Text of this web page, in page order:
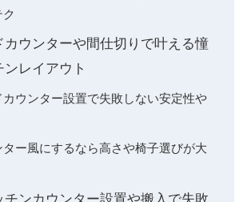
ク
カウンターや間仕切りで叶える憧
レイアウト
カウンター設置で失敗しない安定性や
ー風にするなら高さや椅子選びが大